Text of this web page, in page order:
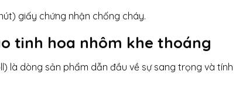
giấy chứng nhận chống cháy.
tinh hoa nhôm khe thoáng
là dòng sản phẩm dẫn đầu về sự sang trọng và tính